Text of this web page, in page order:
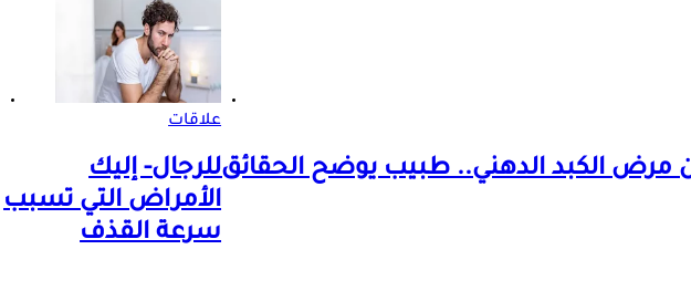
علاقات
للرجال- إليك
الأمراض التي تسبب
سرعة القذف